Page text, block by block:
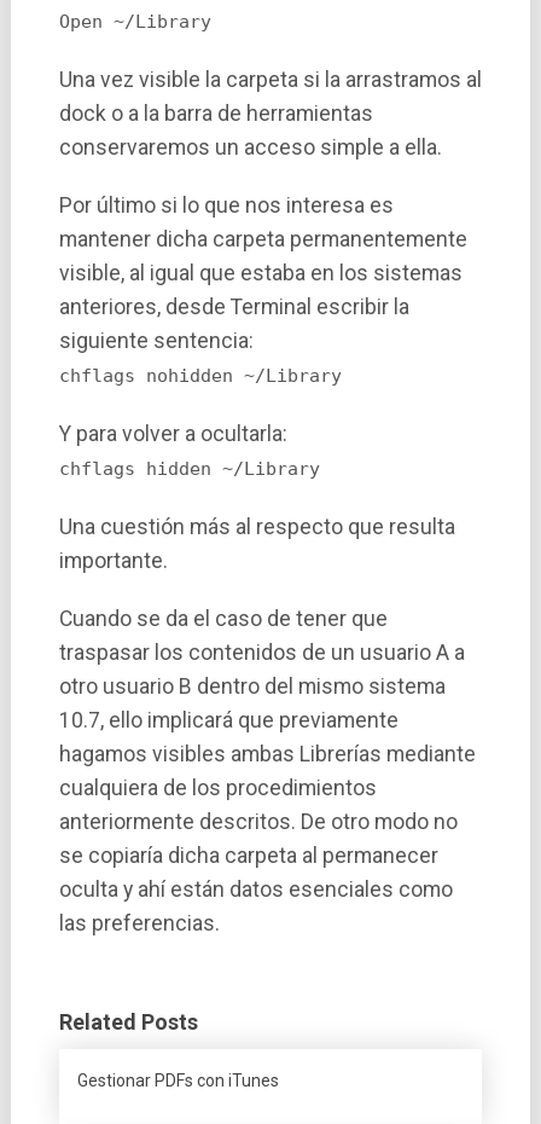
Open ~/Library
Una vez visible la carpeta si la arrastramos al
dock o a la barra de herramientas
conservaremos un acceso simple a ella.
Por último si lo que nos interesa es
mantener dicha carpeta permanentemente
visible, al igual que estaba en los sistemas
anteriores, desde Terminal escribir la
siguiente sentencia:
chflags nohidden ~/Library
Y para volver a ocultarla:
chflags hidden ~/Library
Una cuestión más al respecto que resulta
importante.
Cuando se da el caso de tener que
traspasar los contenidos de un usuario A a
otro usuario B dentro del mismo sistema
10.7, ello implicará que previamente
hagamos visibles ambas Librerí­as mediante
cualquiera de los procedimientos
anteriormente descritos. De otro modo no
se copiarí­a dicha carpeta al permanecer
oculta y ahí­ están datos esenciales como
las preferencias.
Related Posts
Gestionar PDFs con iTunes